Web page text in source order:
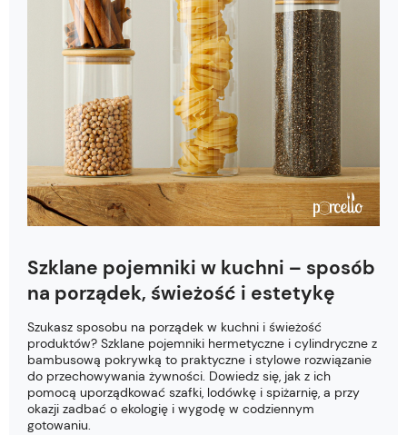
Szklane pojemniki w kuchni – sposób
na porządek, świeżość i estetykę
Szukasz sposobu na porządek w kuchni i świeżość
produktów? Szklane pojemniki hermetyczne i cylindryczne z
bambusową pokrywką to praktyczne i stylowe rozwiązanie
do przechowywania żywności. Dowiedz się, jak z ich
pomocą uporządkować szafki, lodówkę i spiżarnię, a przy
okazji zadbać o ekologię i wygodę w codziennym
gotowaniu.